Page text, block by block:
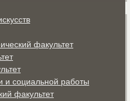
факультет
и социальной работы
факультет